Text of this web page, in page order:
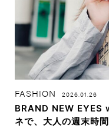
FASHION 2026.01.26
BRAND NEW
ネで、大人の週末時